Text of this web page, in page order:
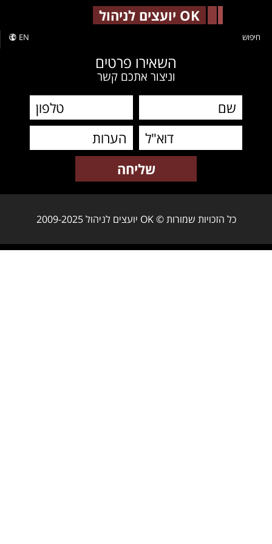
OK יועצים לניהול
EN חיפוש
השאירו פרטים
וניצור אתכם קשר
כל הזכויות שמורות © OK יועצים לניהול 2009-2025